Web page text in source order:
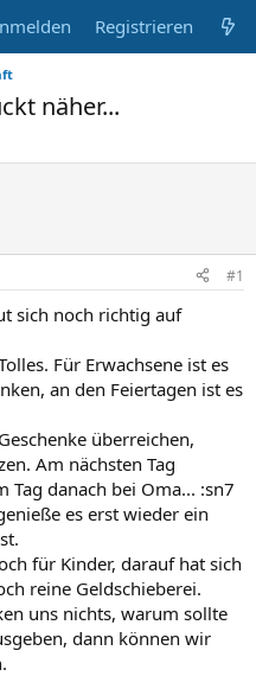
Registrieren
näher...
#1
sich noch richtig auf
Für Erwachsene ist es
an den Feiertagen ist es
überreichen,
Am nächsten Tag
Tag danach bei Oma... :sn7
es erst wieder ein
für Kinder, darauf hat sich
reine Geldschieberei.
uns nichts, warum sollte
dann können wir